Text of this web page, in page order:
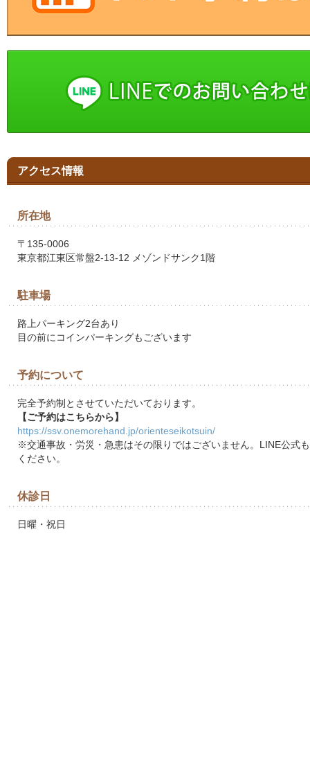
アクセス情報
所在地
〒135-0006
東京都江東区常盤2-13-12 メゾンドサンク1階
駐車場
路上パーキング2台あり
目の前にコインパーキングもございます
予約について
完全予約制とさせていただいております。
【ご予約はこちらから】
https://ssv.onemorehand.jp/orienteseikotsuin/
※交通事故・労災・急患はその限りではございません。LINE公式
ください。
休診日
日曜・祝日